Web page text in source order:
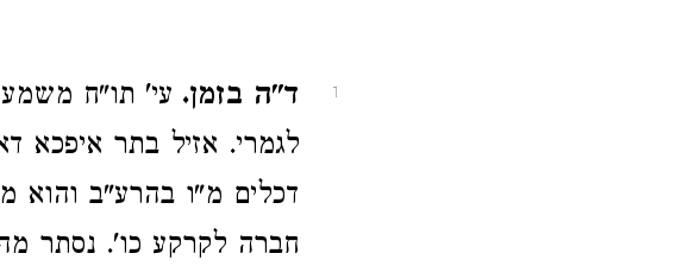
1 ד"ה בזמן. עי' תו"ח
לגמרי. אזיל בתר איפכא
דכלים מ"ו בהרע"ב והוא
חברה לקרקע כו'. נסתר